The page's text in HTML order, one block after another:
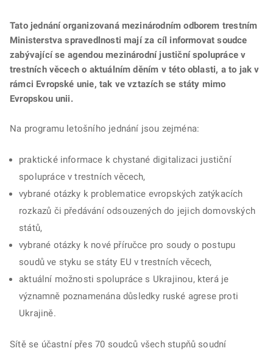
Tato jednání organizovaná mezinárodním odborem trestním
Ministerstva spravedlnosti mají za cíl informovat soudce
zabývající se agendou mezinárodní justiční spolupráce v
trestních věcech o aktuálním děním v této oblasti, a to jak v
rámci Evropské unie, tak ve vztazích se státy mimo
Evropskou unii.
Na programu letošního jednání jsou zejména:
praktické informace k chystané digitalizaci justiční
spolupráce v trestních věcech,
vybrané otázky k problematice evropských zatýkacích
rozkazů či předávání odsouzených do jejich domovských
států,
vybrané otázky k nové příručce pro soudy o postupu
soudů ve styku se státy EU v trestních věcech,
aktuální možnosti spolupráce s Ukrajinou, která je
významně poznamenána důsledky ruské agrese proti
Ukrajině.
Sítě se účastní přes 70 soudců všech stupňů soudní